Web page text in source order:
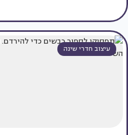
עיצוב חדרי שינה